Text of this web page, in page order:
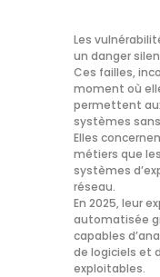
Les
un danger
Ces failles,
moment où
permettent
systèmes
Elles
métiers que
systèmes
réseau.
En 2025, leur
automatisée
capables
de logiciels et
exploitables.